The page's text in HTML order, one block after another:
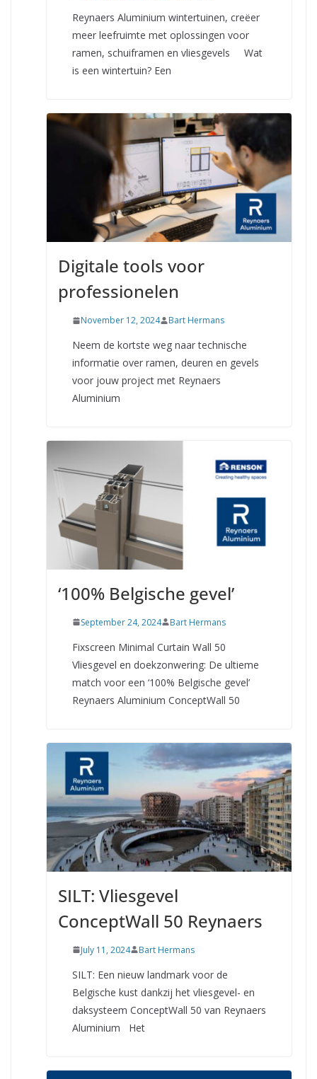
Reynaers Aluminium wintertuinen, creëer
meer leefruimte met oplossingen voor
ramen, schuiframen en vliesgevels Wat
is een wintertuin? Een
Digitale tools voor
professionelen
November 12, 2024 Bart Hermans
Neem de kortste weg naar technische
informatie over ramen, deuren en gevels
voor jouw project met Reynaers
Aluminium
‘100% Belgische gevel’
September 24, 2024 Bart Hermans
Fixscreen Minimal Curtain Wall 50
Vliesgevel en doekzonwering: De ultieme
match voor een ‘100% Belgische gevel’
Reynaers Aluminium ConceptWall 50
SILT: Vliesgevel
ConceptWall 50 Reynaers
July 11, 2024 Bart Hermans
SILT: Een nieuw landmark voor de
Belgische kust dankzij het vliesgevel- en
daksysteem ConceptWall 50 van Reynaers
Aluminium Het